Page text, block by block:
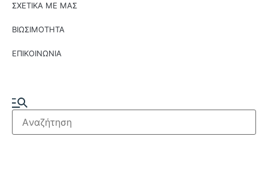
ΣΧΕΤΙΚΑ ΜΕ ΜΑΣ
ΒΙΩΣΙΜΟΤΗΤΑ
ΕΠΙΚΟΙΝΩΝΙΑ